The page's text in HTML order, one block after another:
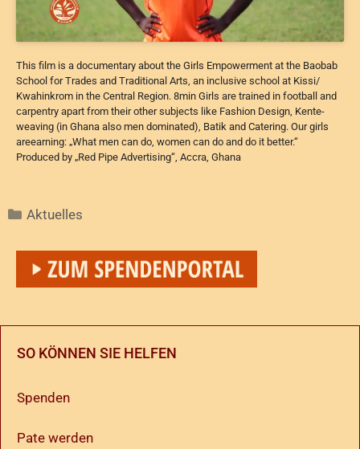
This film is a documentary about the Girls Empowerment at the Baobab
School for Trades and Traditional Arts, an inclusive school at Kissi/
Kwahinkrom in the Central Region. 8min Girls are trained in football and
carpentry apart from their other subjects like Fashion Design, Kente-
weaving (in Ghana also men dominated), Batik and Catering. Our girls
areearning: „What men can do, women can do and do it better.“
Produced by „Red Pipe Advertising“, Accra, Ghana
Aktuelles
SO KÖNNEN SIE HELFEN
Spenden
Pate werden